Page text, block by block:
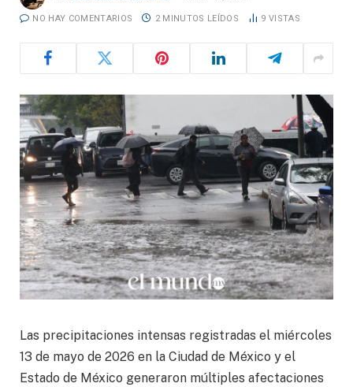
NO HAY COMENTARIOS 2 MINUTOS LEÍDOS 9 VISTAS
Las precipitaciones intensas registradas el miércoles
13 de mayo de 2026 en la Ciudad de México y el
Estado de México generaron múltiples afectaciones